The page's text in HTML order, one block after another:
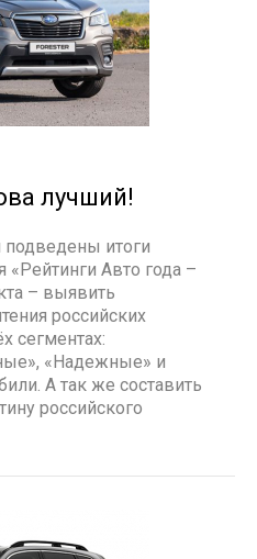
лучший!
итоги
«Рейтинги Авто года –
– выявить
российских
сегментах:
«Надежные» и
А так же составить
российского